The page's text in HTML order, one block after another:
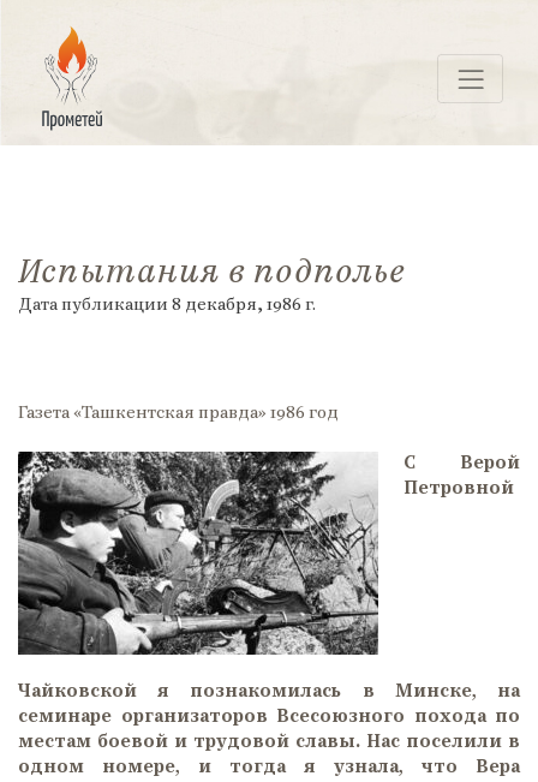
контенту
ПРОМЕТЕЙ
Испытания в подполье
Дата публикации 8 декабря, 1986 г.
Газета «Ташкентская правда» 1986 год
С Верой
Петровной
Чайковской я познакомилась в Минске, на
семинаре организаторов Всесоюзного похода по
местам боевой и трудовой славы. Нас поселили в
одном номере, и тогда я узнала, что Вера